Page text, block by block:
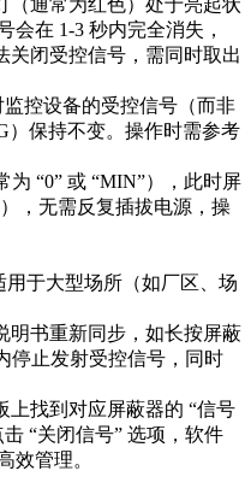
在 1-3 秒内完全消失，
关闭受控信号，需同时取出
控设备的受控信号（而非
）保持不变。操作时需参考
“0” 或 “MIN”），此时屏
，无需反复插拔电源，操
于大型场所（如厂区、场
明书重新同步，如长按屏蔽
停止发射受控信号，同时
上找到对应屏蔽器的 “信号
“关闭信号” 选项，软件
效管理。​